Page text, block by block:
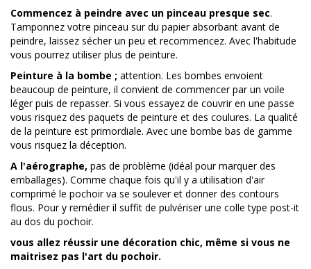
Commencez à peindre avec un pinceau presque sec.
Tamponnez votre pinceau sur du papier absorbant avant de
peindre, laissez sécher un peu et recommencez. Avec l'habitude
vous pourrez utiliser plus de peinture.
Peinture à la bombe ; attention. Les bombes envoient
beaucoup de peinture, il convient de commencer par un voile
léger puis de repasser. Si vous essayez de couvrir en une passe
vous risquez des paquets de peinture et des coulures. La qualité
de la peinture est primordiale. Avec une bombe bas de gamme
vous risquez la déception.
A l'aérographe, pas de problème (idéal pour marquer des
emballages). Comme chaque fois qu'il y a utilisation d'air
comprimé le pochoir va se soulever et donner des contours
flous. Pour y remédier il suffit de pulvériser une colle type post-it
au dos du pochoir.
vous allez réussir une décoration chic, même si vous ne
maitrisez pas l'art du pochoir.